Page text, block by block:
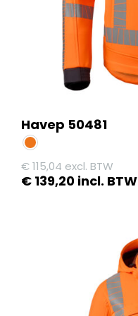
productpagina
Havep 50481
€115,04 excl. BTW
€ 139,20 incl. BTW